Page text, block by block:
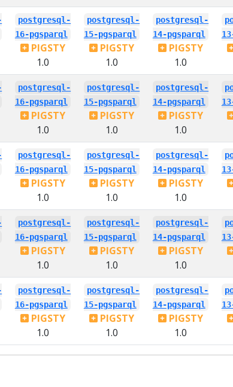
postgresql-
16-pgsparql
PIGSTY
1.0
postgresql-
15-pgsparql
PIGSTY
1.0
postgresql-
14-pgsparql
PIGSTY
1.0
postgresql-
16-pgsparql
PIGSTY
1.0
postgresql-
15-pgsparql
PIGSTY
1.0
postgresql-
14-pgsparql
PIGSTY
1.0
postgresql-
16-pgsparql
PIGSTY
1.0
postgresql-
15-pgsparql
PIGSTY
1.0
postgresql-
14-pgsparql
PIGSTY
1.0
postgresql-
16-pgsparql
PIGSTY
1.0
postgresql-
15-pgsparql
PIGSTY
1.0
postgresql-
14-pgsparql
PIGSTY
1.0
postgresql-
16-pgsparql
PIGSTY
1.0
postgresql-
15-pgsparql
PIGSTY
1.0
postgresql-
14-pgsparql
PIGSTY
1.0